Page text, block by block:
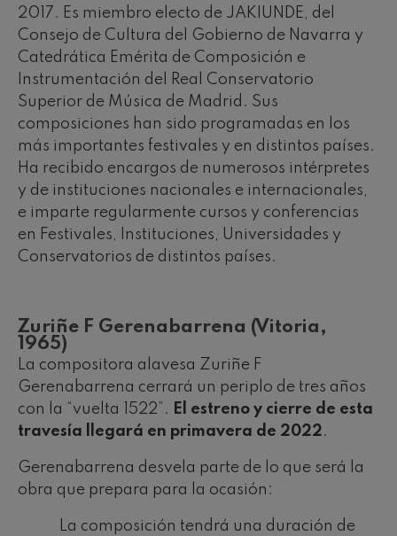
2017. Es miembro electo de JAKIUNDE, del
Consejo de Cultura del Gobierno de Navarra y
Catedrática Emérita de Composición e
Instrumentación del Real Conservatorio
Superior de Música de Madrid. Sus
composiciones han sido programadas en los
más importantes festivales y en distintos países.
Ha recibido encargos de numerosos intérpretes
y de instituciones nacionales e internacionales,
e imparte regularmente cursos y conferencias
en Festivales, Instituciones, Universidades y
Conservatorios de distintos países.
Zuriñe F Gerenabarrena (Vitoria,
1965)
La compositora alavesa Zuriñe F
Gerenabarrena cerrará un periplo de tres años
con la “vuelta 1522”. El estreno y cierre de esta
travesía llegará en primavera de 2022.
Gerenabarrena desvela parte de lo que será la
obra que prepara para la ocasión:
La composición tendrá una duración de